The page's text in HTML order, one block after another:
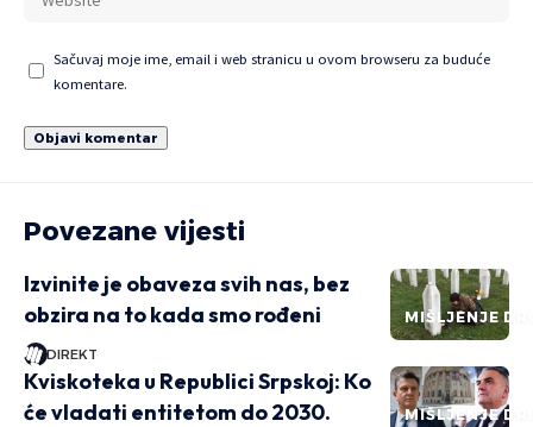
Sačuvaj moje ime, email i web stranicu u ovom browseru za buduće
komentare.
Povezane vijesti
MIŠLJENJE
Izvinite je obaveza svih nas, bez
obzira na to kada smo rođeni
DIREKT
MIŠLJENJE
Kviskoteka u Republici Srpskoj: Ko
će vladati entitetom do 2030.